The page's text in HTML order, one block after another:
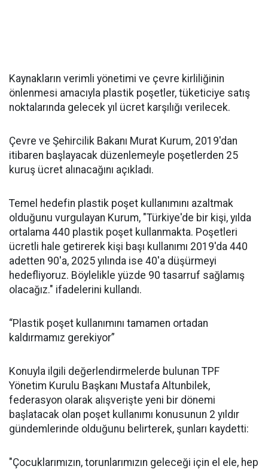
Kaynakların verimli yönetimi ve çevre kirliliğinin
önlenmesi amacıyla plastik poşetler, tüketiciye satış
noktalarında gelecek yıl ücret karşılığı verilecek.
Çevre ve Şehircilik Bakanı Murat Kurum, 2019'dan
itibaren başlayacak düzenlemeyle poşetlerden 25
kuruş ücret alınacağını açıkladı.
Temel hedefin plastik poşet kullanımını azaltmak
olduğunu vurgulayan Kurum, "Türkiye'de bir kişi, yılda
ortalama 440 plastik poşet kullanmakta. Poşetleri
ücretli hale getirerek kişi başı kullanımı 2019'da 440
adetten 90'a, 2025 yılında ise 40'a düşürmeyi
hedefliyoruz. Böylelikle yüzde 90 tasarruf sağlamış
olacağız." ifadelerini kullandı.
“Plastik poşet kullanımını tamamen ortadan
kaldırmamız gerekiyor”
Konuyla ilgili değerlendirmelerde bulunan TPF
Yönetim Kurulu Başkanı Mustafa Altunbilek,
federasyon olarak alışverişte yeni bir dönemi
başlatacak olan poşet kullanımı konusunun 2 yıldır
gündemlerinde olduğunu belirterek, şunları kaydetti:
"Çocuklarımızın, torunlarımızın geleceği için el ele, hep